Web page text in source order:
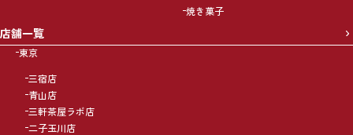
焼き菓子
店舗一覧
東京
三宿店
青山店
三軒茶屋ラボ店
二子玉川店